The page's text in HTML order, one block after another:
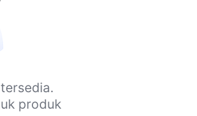
produk